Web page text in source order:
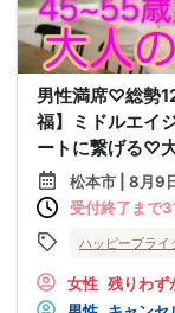
男性満席♡総勢
福】ミドルエイ
ートに繋げる♡
松本市 | 8月9
受付終了まで
ハッピーブライ
女性 残りわず